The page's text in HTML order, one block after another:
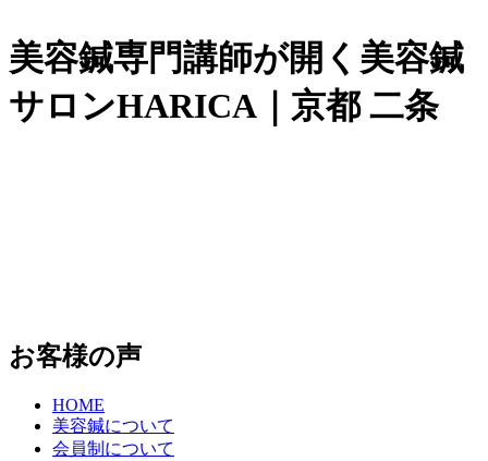
美容鍼専門講師が開く美容鍼
サロンHARICA｜京都 二条
お客様の声
HOME
美容鍼について
会員制について